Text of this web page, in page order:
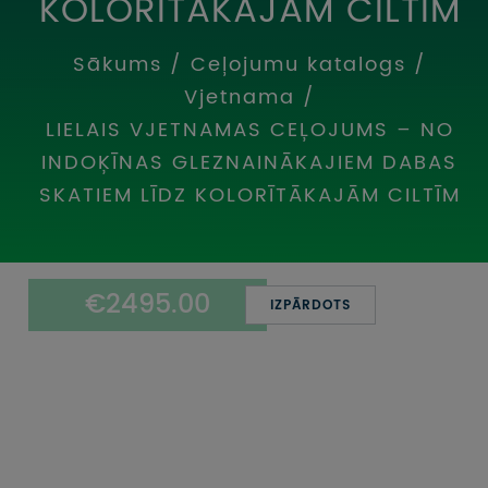
UZŅEMOŠAIS TŪRISMS
IMPRO KONKURSI
PIRMSLĪGUMA INFORMĀCIJA, KLIENTA LĪGUMS,
CEĻOJUMU APDROŠINĀŠANA
ATSAUKSMES PAR CEĻOJUMU
PIEMIŅAS ISTABA
Sākums / Ceļojumu katalogs /
Vjetnama /
LIELAIS VJETNAMAS CEĻOJUMS – NO
INDOĶĪNAS GLEZNAINĀKAJIEM DABAS
SKATIEM LĪDZ KOLORĪTĀKAJĀM CILTĪM
€2495.00 IZPĀRDOTS